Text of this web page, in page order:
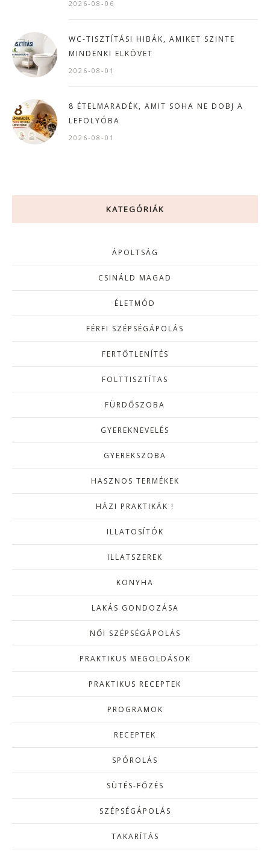
2026-08-06
WC-TISZTÍTÁSI HIBÁK, AMIKET SZINTE
MINDENKI ELKÖVET
2026-08-01
8 ÉTELMARADÉK, AMIT SOHA NE DOBJ A
LEFOLYÓBA
2026-08-01
KATEGÓRIÁK
ÁPOLTSÁG
CSINÁLD MAGAD
ÉLETMÓD
FÉRFI SZÉPSÉGÁPOLÁS
FERTŐTLENÍTÉS
FOLTTISZTÍTAS
FÜRDŐSZOBA
GYEREKNEVELÉS
GYEREKSZOBA
HASZNOS TERMÉKEK
HÁZI PRAKTIKÁK !
ILLATOSÍTÓK
ILLATSZEREK
KONYHA
LAKÁS GONDOZÁSA
NŐI SZÉPSÉGÁPOLÁS
PRAKTIKUS MEGOLDÁSOK
PRAKTIKUS RECEPTEK
PROGRAMOK
RECEPTEK
SPÓROLÁS
SÜTÉS-FŐZÉS
SZÉPSÉGÁPOLÁS
TAKARÍTÁS